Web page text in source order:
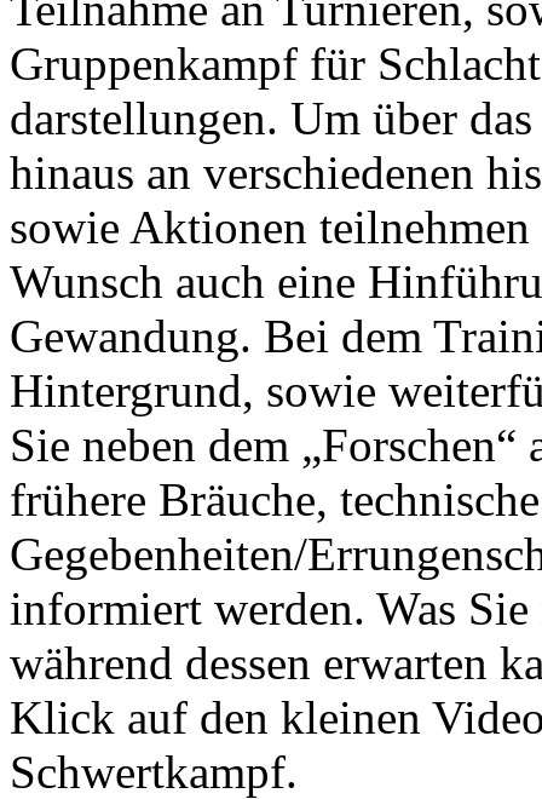
Gruppenkampf für
darstellungen. Um über
hinaus an verschiedenen
sowie Aktionen
Wunsch auch eine
Gewandung. Bei dem
Hintergrund, sowie
Sie neben dem
frühere Bräuche, technische
Gegebenheiten/
informiert werden. Was
während dessen erwarten
Klick auf den kleinen
Schwertkampf.